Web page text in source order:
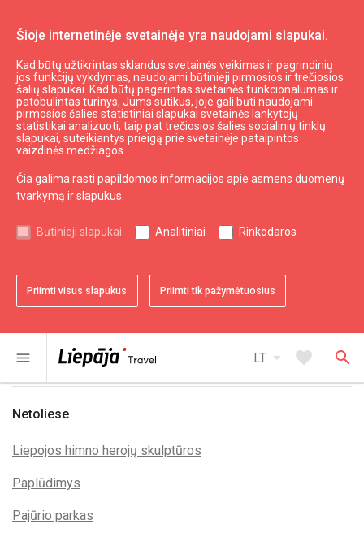
Šioje internetinėje svetainėje yra naudojami slapukai.
Kad būtų užtikrintas sklandus svetainės veikimas ir pagrindinių
jos funkcijų vykdymas, naudojami būtinieji pirmosios ir trečiosios
šalių slapukai. Kad būtų pagerintas svetainės funkcionalumas ir
patobulintas turinys, Jums sutikus, joje gali būti naudojami
pirmosios šalies statistiniai slapukai svetainės lankytojų
statistikai analizuoti, taip pat trečiosios šalies socialinių tinklų
slapukai, suteikiantys prieigą prie svetainėje patalpintos
vaizdinės medžiagos.
Čia galima rasti papildomos informacijos apie asmens duomenų
tvarkymą ir slapukus.
Būtinieji slapukai Analitiniai Rinkodaros
Priimti visus slapukus Priimti tik pažymėtuosius
menu LT arrow_drop_down favorite search
Planuoti Nakvynė
Viešbutis "Roze Villa"
Netoliese
Liepojos himno herojų skulptūros
Paplūdimys
Pajūrio parkas